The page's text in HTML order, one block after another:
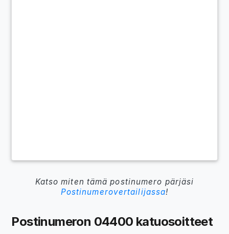
Katso miten tämä postinumero pärjäsi
Postinumerovertailijassa!
Postinumeron 04400 katuosoitteet